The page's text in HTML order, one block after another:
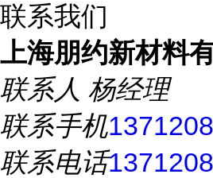
联系我们
上海朋约新材料
联系人 杨经理
联系手机
联系电话